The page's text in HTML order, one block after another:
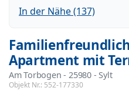
In der Nähe (137)
Apartment mit
Am Torbogen - 25980 - Sylt
Objekt Nr.: 552-177330